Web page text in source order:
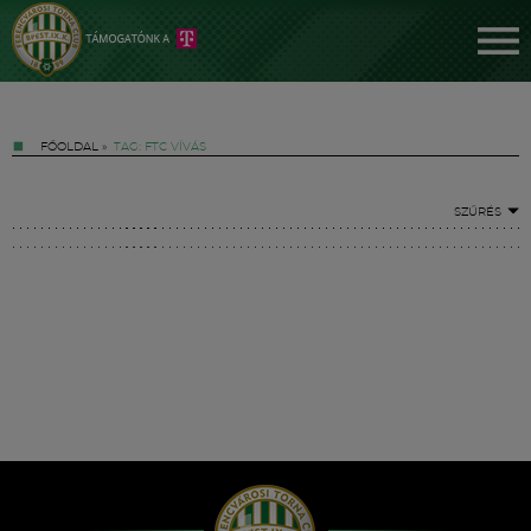
FŐOLDAL » TAG: FTC VÍVÁS
SZŰRÉS
Hírek